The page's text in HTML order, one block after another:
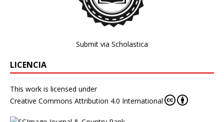
Submit via Scholastica
LICENCIA
This work is licensed under
Creative Commons Attribution 4.0 International